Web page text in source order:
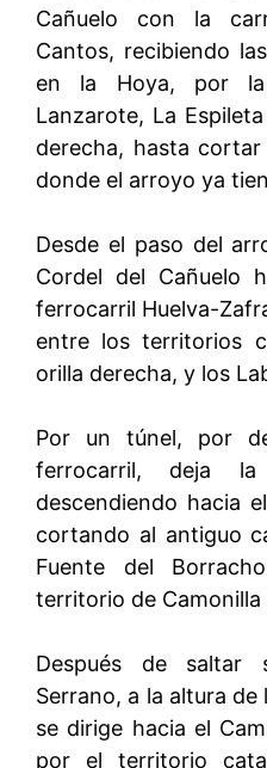
Cañuelo con la
Cantos, recibiendo
en la Hoya, por
Lanzarote, La
derecha, hasta
donde el arroyo ya
Desde el paso del
Cordel del Cañuelo
ferrocarril Huelva-
entre los territorios
orilla derecha, y los
Por un túnel, por
ferrocarril, deja
descendiendo hacia
cortando al antiguo
Fuente del
territorio de Camonilla
Después de saltar
Serrano, a la altura
se dirige hacia el
por el territorio